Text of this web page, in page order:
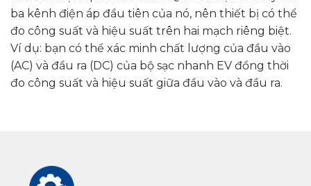
ba kênh điện áp đầu tiên của nó, nên thiết bị có thể
đo công suất và hiệu suất trên hai mạch riêng biệt.
Ví dụ: bạn có thể xác minh chất lượng của đầu vào
(AC) và đầu ra (DC) của bộ sạc nhanh EV đồng thời
đo công suất và hiệu suất giữa đầu vào và đầu ra.